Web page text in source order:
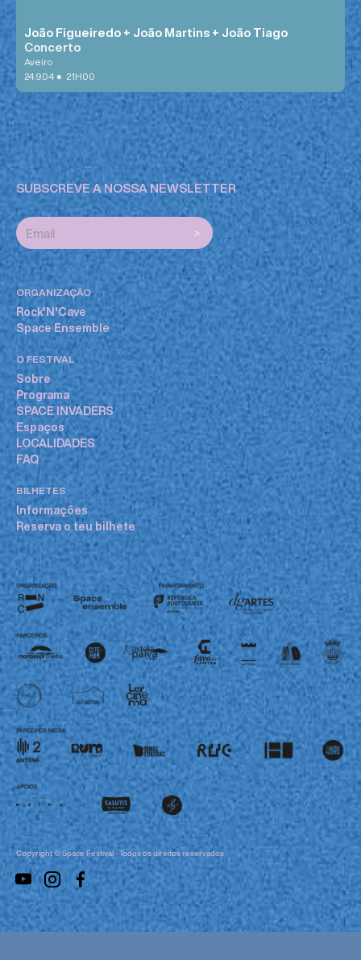
João Figueiredo + João Martins + João Tiago
Concerto
Aveiro
24.9.04 • 21H00
SUBSCREVE A NOSSA NEWSLETTER
ORGANIZAÇÃO
Rock'N'Cave
Space Ensemble
O FESTIVAL
Sobre
Programa
SPACE INVADERS
Espaços
LOCALIDADES
FAQ
BILHETES
Informações
Reserva o teu bilhete
Copyright © Space Festival - Todos os direitos reservados